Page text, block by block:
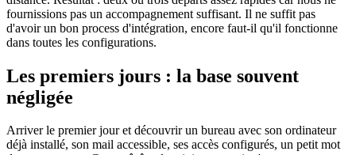
fournissions pas un accompagnement suffisant. Il ne suffit pas
d'avoir un bon process d'intégration, encore faut-il qu'il fonctionne
dans toutes les configurations.
Les premiers jours : la base souvent
négligée
Arriver le premier jour et découvrir un bureau avec son ordinateur
déjà installé, son mail accessible, ses accès configurés, un petit mot